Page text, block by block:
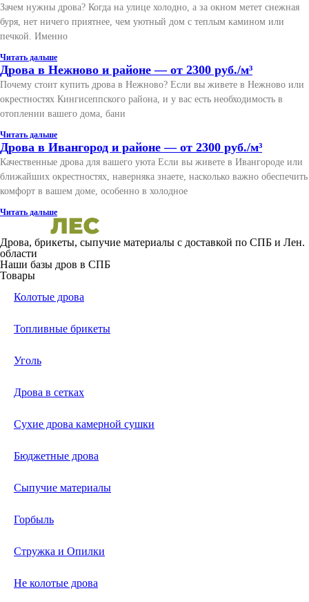
Зачем нужны дрова? Когда на улице холодно, а за окном метет снежная
буря, нет ничего приятнее, чем уютный дом с теплым камином или
печкой. Именно
Читать дальше
Дрова в Нежново и районе — от 2300 руб./м³
Почему стоит купить дрова в Нежново? Если вы живете в Нежново или
окрестностях Кингисеппского района, и у вас есть необходимость в
отоплении вашего дома, бани
Читать дальше
Дрова в Ивангород и районе — от 2300 руб./м³
Качественные дрова для вашего уюта Если вы живете в Ивангороде или
ближайших окрестностях, наверняка знаете, насколько важно обеспечить
комфорт в вашем доме, особенно в холодное
Читать дальше
Дрова, брикеты, сыпучие материалы с доставкой по СПБ и Лен.
области
Наши базы дров в СПБ
Товары
Колотые дрова
Топливные брикеты
Уголь
Дрова в сетках
Сухие дрова камерной сушки
Бюджетные дрова
Сыпучие материалы
Горбыль
Стружка и Опилки
Не колотые дрова